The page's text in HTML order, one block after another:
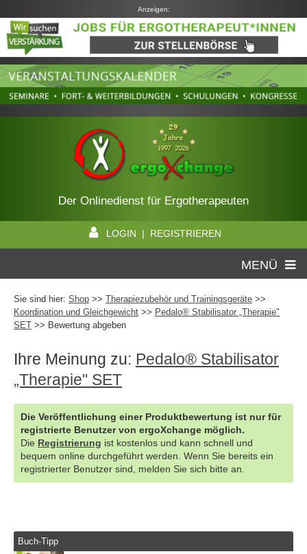
Anzeigen:
Der Onlinedienst für Ergotherapeuten
LOGIN | REGISTRIEREN
MENÜ
Sie sind hier: Shop >> Therapiezubehör und Trainingsgeräte >>
Koordination und Gleichgewicht >> Pedalo® Stabilisator „Therapie"
SET >> Bewertung abgeben
Ihre Meinung zu: Pedalo® Stabilisator
„Therapie" SET
Die Veröffentlichung einer Produktbewertung ist nur für
registrierte Benutzer von ergoXchange möglich.
Die Registrierung ist kostenlos und kann schnell und
bequem online durchgeführt werden. Wenn Sie bereits ein
registrierter Benutzer sind, melden Sie sich bitte an.
Buch-Tipp